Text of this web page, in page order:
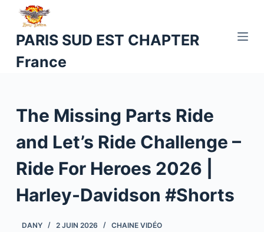
o
PARIS SUD EST CHAPTER
France
The Missing Parts Ride
and Let’s Ride Challenge –
Ride For Heroes 2026 |
Harley-Davidson #Shorts
DANY 2 JUIN 2026 CHAINE VIDÉO